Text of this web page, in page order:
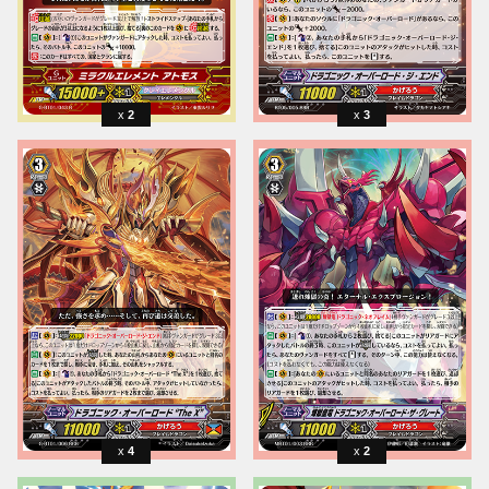
2 3
4 2